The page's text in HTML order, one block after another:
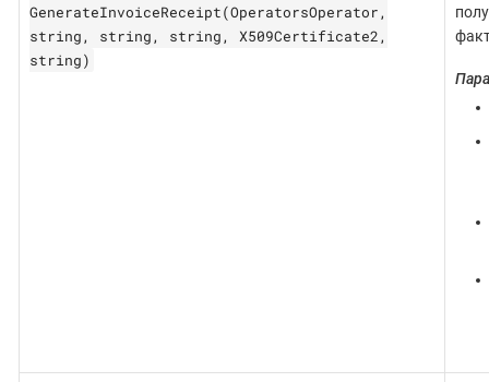
GenerateInvoiceReceipt(OperatorsOperator,
string, string, string, X509Certificate2,
string)